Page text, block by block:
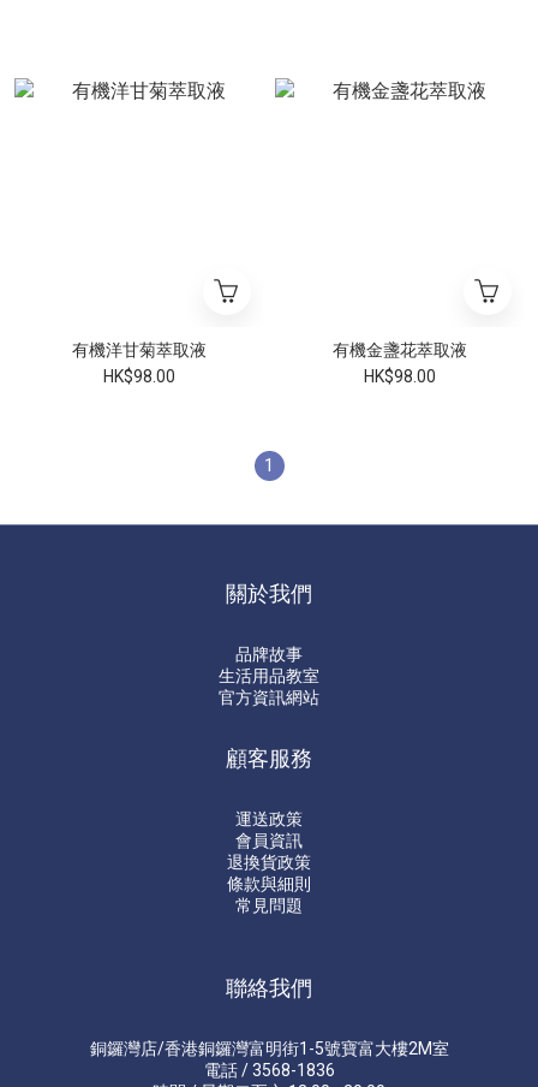
有機洋甘菊萃取液
HK$98.00
有機金盞花萃取液
HK$98.00
1
關於我們
品牌故事
生活用品教室
官方資訊網站
顧客服務
運送政策
會員資訊
退換貨政策
條款與細則
常見問題
聯絡我們
銅鑼灣店/香港銅鑼灣富明街1-5號寶富大樓2M室
電話 / 3568-1836